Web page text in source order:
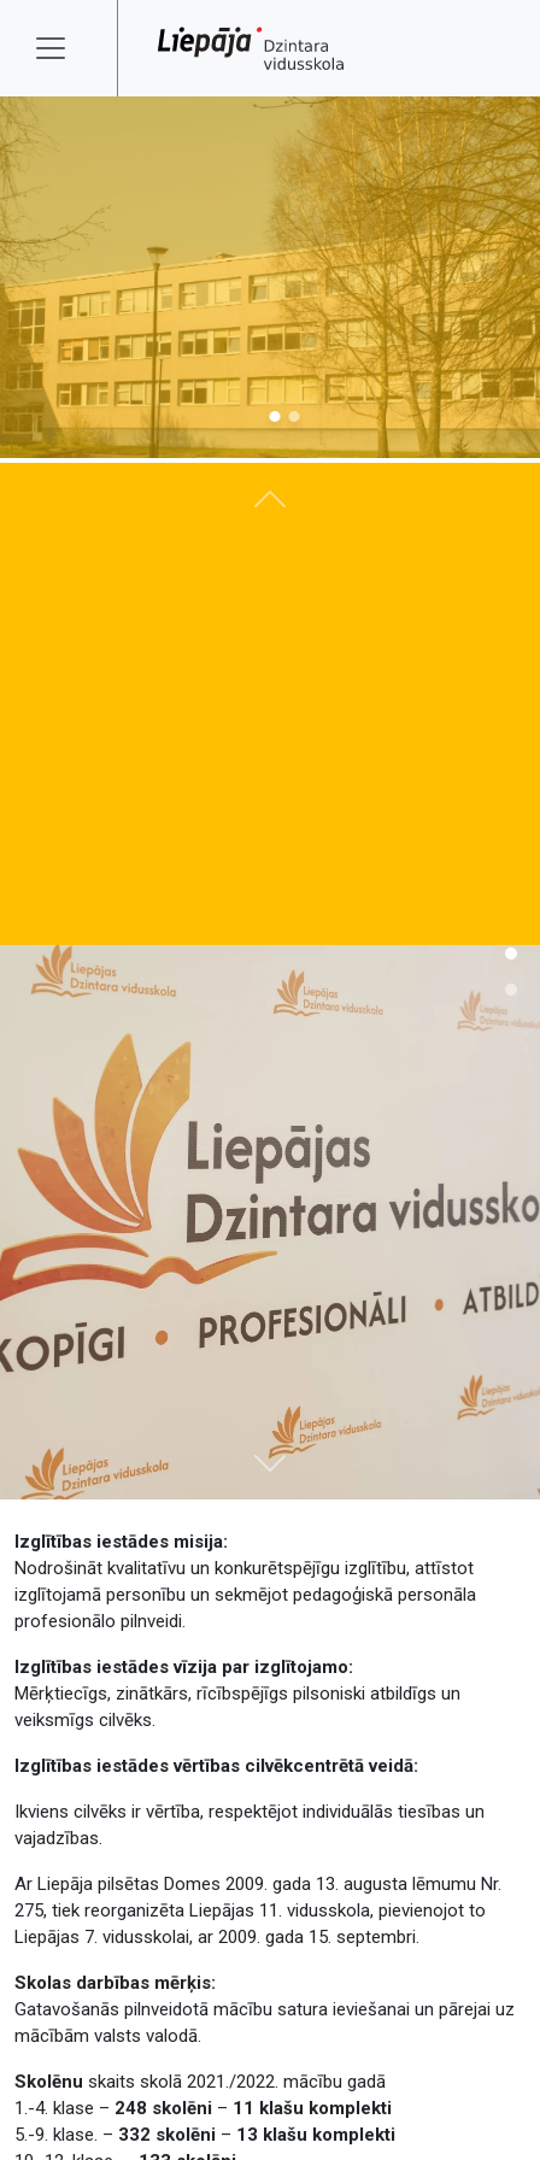
Atpakaļ
Tālāk
Izglītības iestādes misija:
Nodrošināt kvalitatīvu un konkurētspējīgu izglītību, attīstot
izglītojamā personību un sekmējot pedagoģiskā personāla
profesionālo pilnveidi.
Izglītības iestādes vīzija par izglītojamo:
Mērķtiecīgs, zinātkārs, rīcībspējīgs pilsoniski atbildīgs un
veiksmīgs cilvēks.
Izglītības iestādes vērtības cilvēkcentrētā veidā:
Ikviens cilvēks ir vērtība, respektējot individuālās tiesības un
vajadzības.
Ar Liepāja pilsētas Domes 2009. gada 13. augusta lēmumu Nr.
275, tiek reorganizēta Liepājas 11. vidusskola, pievienojot to
Liepājas 7. vidusskolai, ar 2009. gada 15. septembri.
Skolas darbības mērķis:
Gatavošanās pilnveidotā mācību satura ieviešanai un pārejai uz
mācībām valsts valodā.
Skolēnu skaits skolā 2021./2022. mācību gadā
1.-4. klase – 248 skolēni – 11 klašu komplekti
5.-9. klase. – 332 skolēni – 13 klašu komplekti